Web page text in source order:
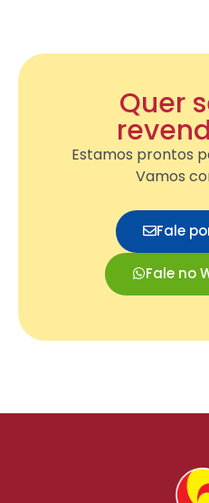
Quer
Estamos prontos
Vamos
Fale
Fale no